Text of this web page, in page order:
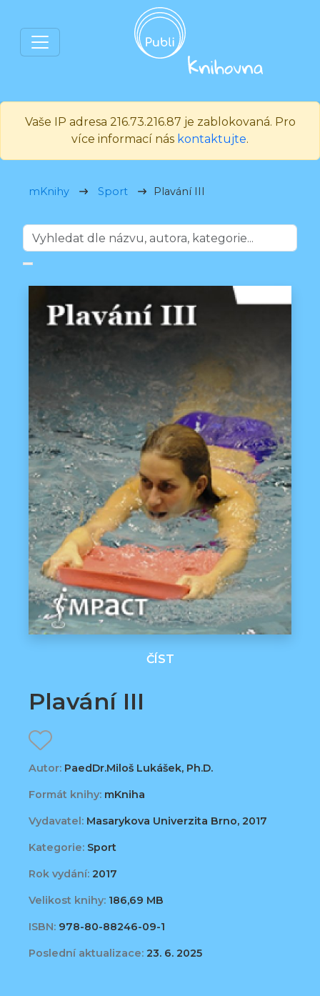
Vaše IP adresa 216.73.216.87 je zablokovaná. Pro
více informací nás kontaktujte.
mKnihy Sport Plavání III
ČÍST
Plavání III
Autor: PaedDr.Miloš Lukášek, Ph.D.
Formát knihy: mKniha
Vydavatel: Masarykova Univerzita Brno, 2017
Kategorie: Sport
Rok vydání: 2017
Velikost knihy: 186,69 MB
ISBN: 978-80-88246-09-1
Poslední aktualizace: 23. 6. 2025